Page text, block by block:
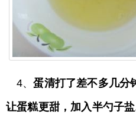
4、蛋清打了差不多几分
让蛋糕更甜，加入半勺子盐